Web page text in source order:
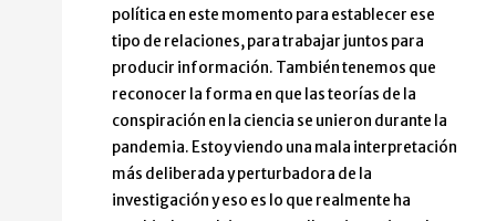
política en este momento para establecer ese
tipo de relaciones, para trabajar juntos para
producir información. También tenemos que
reconocer la forma en que las teorías de la
conspiración en la ciencia se unieron durante la
pandemia. Estoy viendo una mala interpretación
más deliberada y perturbadora de la
investigación y eso es lo que realmente ha